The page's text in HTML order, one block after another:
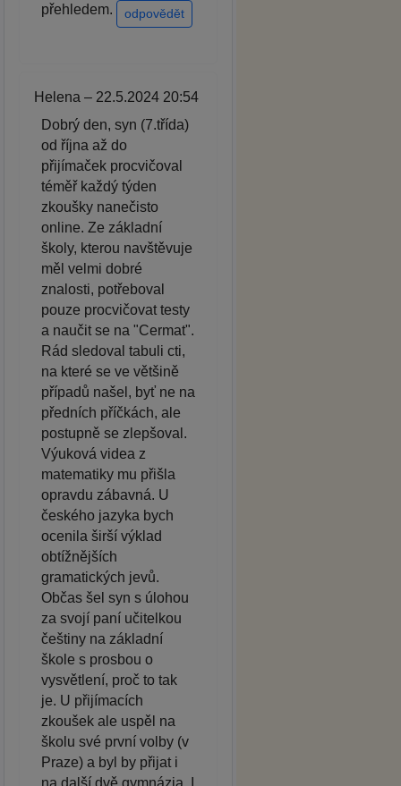
přehledem.
odpovědět
Helena – 22.5.2024 20:54
Dobrý den, syn (7.třída)
od října až do
přijímaček procvičoval
téměř každý týden
zkoušky nanečisto
online. Ze základní
školy, kterou navštěvuje
měl velmi dobré
znalosti, potřeboval
pouze procvičovat testy
a naučit se na "Cermat".
Rád sledoval tabuli cti,
na které se ve většině
případů našel, byť ne na
předních příčkách, ale
postupně se zlepšoval.
Výuková videa z
matematiky mu přišla
opravdu zábavná. U
českého jazyka bych
ocenila širší výklad
obtížnějších
gramatických jevů.
Občas šel syn s úlohou
za svojí paní učitelkou
češtiny na základní
škole s prosbou o
vysvětlení, proč to tak
je. U přijímacích
zkoušek ale uspěl na
školu své první volby (v
Praze) a byl by přijat i
na další dvě gymnázia. I